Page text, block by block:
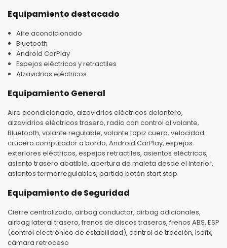
Equipamiento destacado
Aire acondicionado
Bluetooth
Android CarPlay
Espejos eléctricos y retractiles
Alzavidrios eléctricos
Equipamiento General
Aire acondicionado, alzavidrios eléctricos delantero,
alzavidrios eléctricos trasero, radio con control al volante,
Bluetooth, volante regulable, volante tapiz cuero, velocidad
crucero computador a bordo, Android CarPlay, espejos
exteriores eléctricos, espejos retractiles, asientos eléctricos,
asiento trasero abatible, apertura de maleta desde el interior,
asientos termorregulables, partida botón start stop
Equipamiento de Seguridad
Cierre centralizado, airbag conductor, airbag adicionales,
airbag lateral trasero, frenos de discos traseros, frenos ABS, ESP
(control electrónico de estabilidad), control de tracción, Isofix,
cámara retroceso